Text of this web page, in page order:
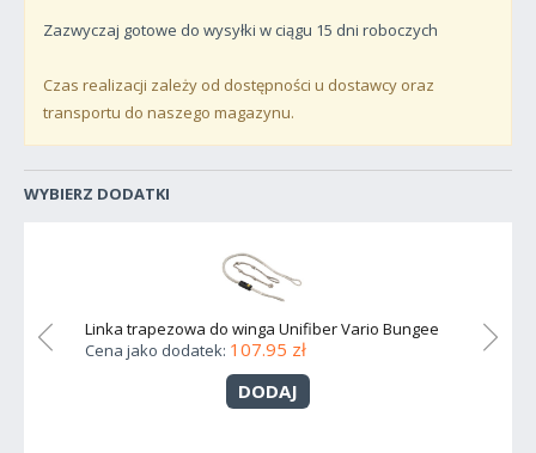
Zazwyczaj gotowe do wysyłki w ciągu 15 dni roboczych
Czas realizacji zależy od dostępności u dostawcy oraz
transportu do naszego magazynu.
WYBIERZ DODATKI
Linka trapezowa do winga Unifiber Vario Bungee
Cena jako dodatek: 107.95 zł
DODAJ
Linka
Cena